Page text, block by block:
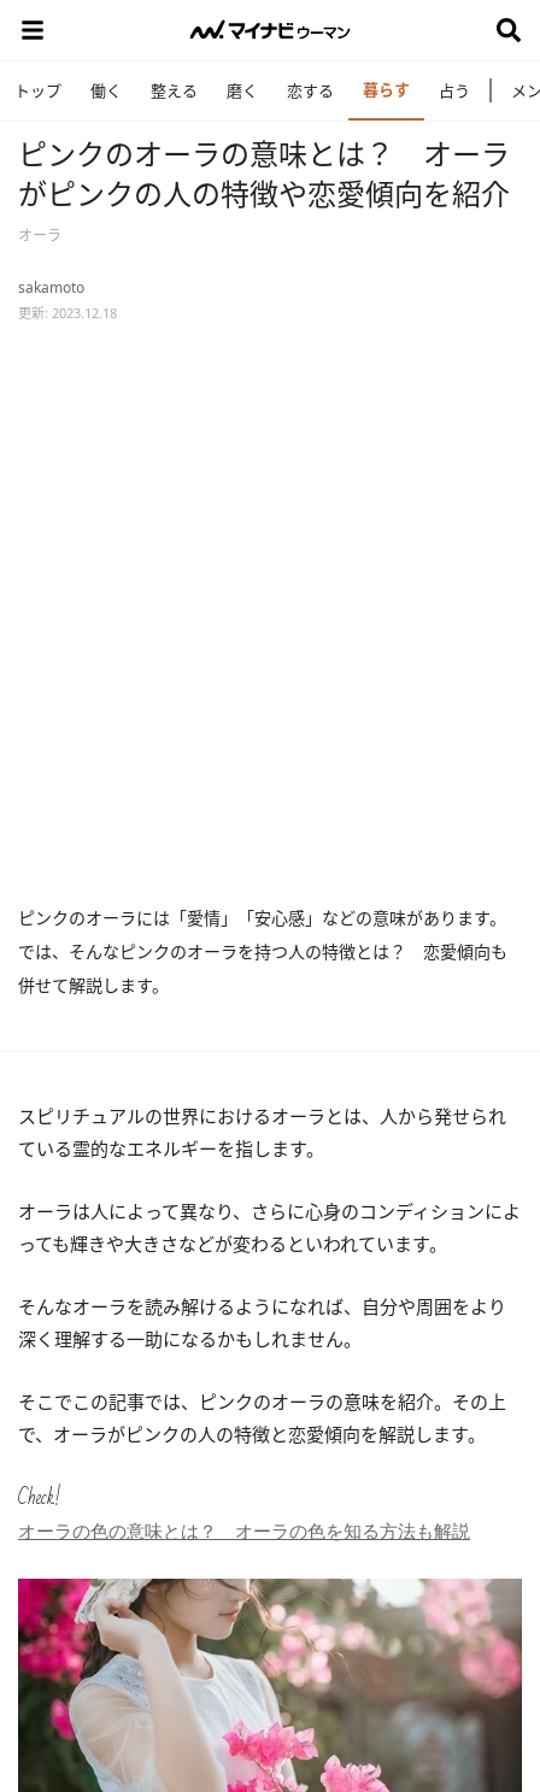
トップ 働く 整える 磨く 恋する 暮らす 占う メ
ピンクのオーラの意味とは？ オーラ
がピンクの人の特徴や恋愛傾向を紹介
オーラ
sakamoto
更新: 2023.12.18
ピンクのオーラには「愛情」「安心感」などの意味があります。
では、そんなピンクのオーラを持つ人の特徴とは？ 恋愛傾向も
併せて解説します。
スピリチュアルの世界におけるオーラとは、人から発せられ
ている霊的なエネルギーを指します。
オーラは人によって異なり、さらに心身のコンディションによ
っても輝きや大きさなどが変わるといわれています。
そんなオーラを読み解けるようになれば、自分や周囲をより
深く理解する一助になるかもしれません。
そこでこの記事では、ピンクのオーラの意味を紹介。その上
で、オーラがピンクの人の特徴と恋愛傾向を解説します。
Check!
オーラの色の意味とは？ オーラの色を知る方法も解説